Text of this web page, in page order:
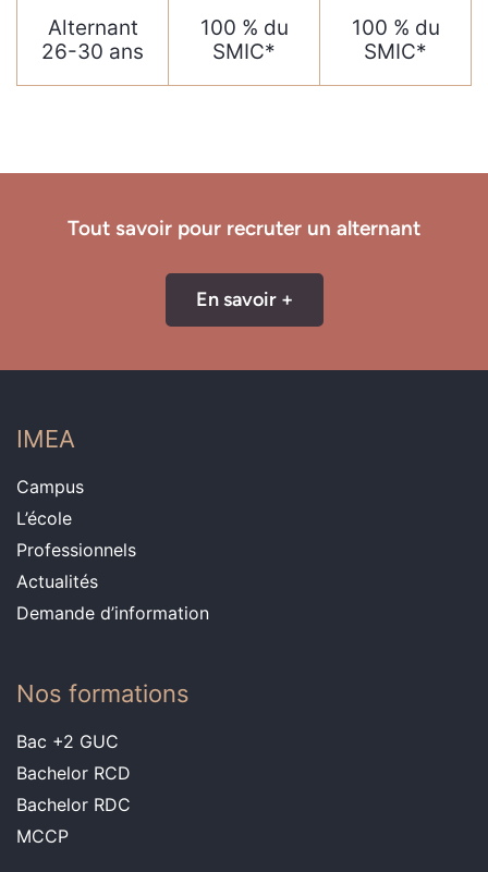
Alternant
26-30 ans
100 % du
SMIC*
100 % du
SMIC*
Tout savoir pour recruter un alternant
En savoir +
IMEA
Campus
L’école
Professionnels
Actualités
Demande d’information
Nos formations
Bac +2 GUC
Bachelor RCD
Bachelor RDC
MCCP